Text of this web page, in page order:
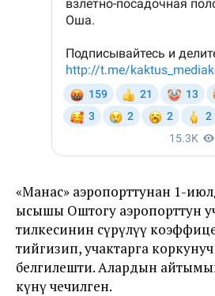
«Манас» аэропорттунан 1-
ысышы Оштогу аэропорттун
тилкесинин сүрүлүү
тийгизип, учактарга
белгилешти. Алардын
күнү чечилген.